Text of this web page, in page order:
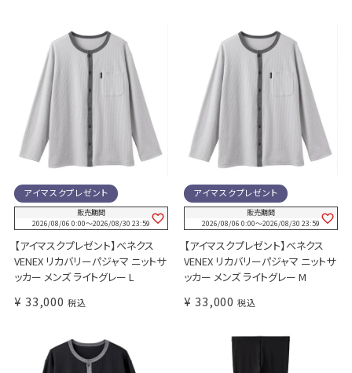
アイマスクプレゼント
販売期間
2026/08/06 0:00〜2026/08/30 23:59
【アイマスクプレゼント】ベネクス
VENEX リカバリーパジャマ ニットサ
ッカー メンズ ライトグレー L
¥ 33,000 税込
アイマスクプレゼント
販売期間
2026/08/06 0:00〜2026/08/30 23:59
【アイマスクプレゼント】ベネクス
VENEX リカバリーパジャマ ニットサ
ッカー メンズ ライトグレー M
¥ 33,000 税込